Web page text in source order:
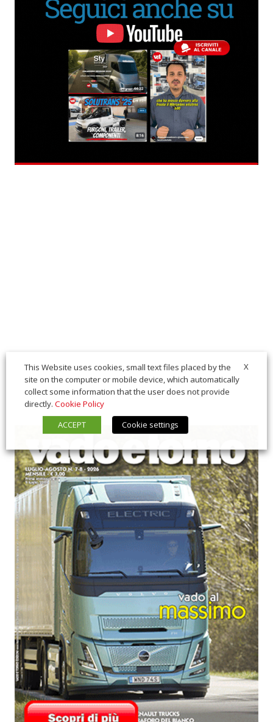
X
This Website uses cookies, small text files placed by the
site on the computer or mobile device, which automatically
collect some information that the user does not provide
directly. Cookie Policy
ACCEPT
Cookie settings